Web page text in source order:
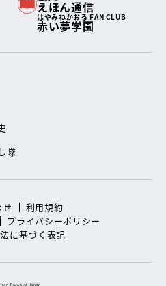
えほん通信
はやみねかおる FAN CLUB
赤い夢学園
隊
利用規約
プライバシーポリシー
に基づく表記